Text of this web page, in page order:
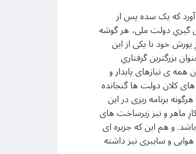
را پدید آورد که یک سده پس از
پیش از شکل گیریِ دولت ملی، هر گوشه
خود با یکی از این
بزرگترین گرفتاریِ
سراسری پدید آمد. این دولت از اوانِ دهه ی 18 میلادی تاکنون همه ی نیازهای پایدار و
کلان دولت ها گنجانده
برنامه ریزی در این
ماهر و نیز زیرساخت های
و هم این که جزیره ای
هوایی و سایبری نیز داشته